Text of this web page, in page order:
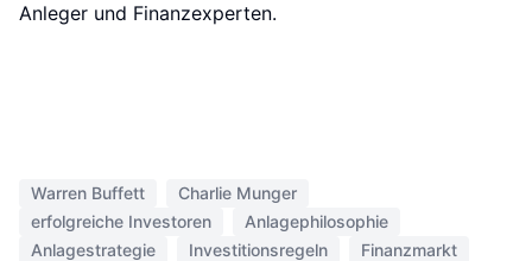
Anleger und Finanzexperten.
Warren Buffett
Charlie Munger
erfolgreiche Investoren
Anlagephilosophie
Anlagestrategie
Investitionsregeln
Finanzmarkt